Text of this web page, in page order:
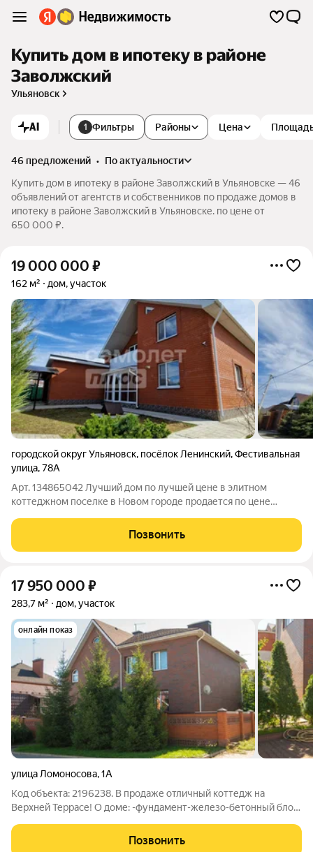
Купить дом в ипотеку в районе
Заволжский
Ульяновск
AI 1 Фильтры Цена
Районы
46 предложений •
по актуальности
Купить дом в ипотеку в районе Заволжский в Ульяновске — 46
объявлений от агентств и собственников по продаже домов в
ипотеку в районе Заволжский в Ульяновске. по цене от
650 000 ₽.
19 000 000 ₽
162 м² дом, участок
городской округ Ульяновск, посёлок Ленинский,Фестивальная
улица,78А
Арт. 134865042 Лучший дом по лучшей цене в элитном
коттеджном поселке в Новом городе продается по цене
Ленинский, рядом с лесом и рекой Волгой. Возможен обмен на
квартиры. С нами возможна ипотека
Позвонить
17 950 000 ₽
283,7 м² дом, участок
онлайн показ
улица Ломоносова,1А
Код объекта: 2196238. В продаже отличный коттедж нa
Верхней Террасе! О доме: -фундамент-железо-бетонный блок;
белый кирпич + обложены фасадной термопанель с немецкой
керамической плиткой
Позвонить